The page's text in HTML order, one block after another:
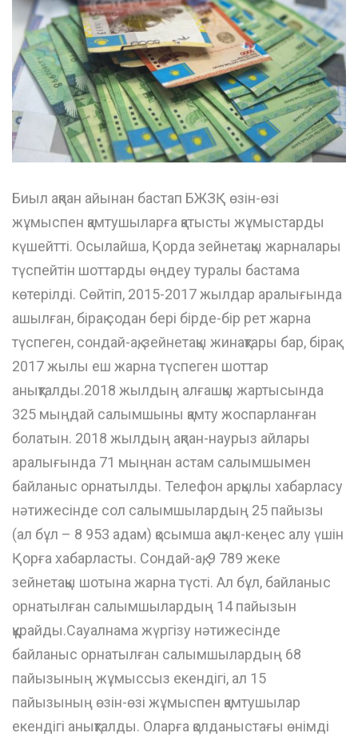
Биыл ақпан айынан бастап БЖЗҚ өзін-өзі
жұмыспен қамтушыларға қатысты жұмыстарды
күшейтті. Осылайша, Қорда зейнетақы жарналары
түспейтін шоттарды өңдеу туралы бастама
көтерілді. Сөйтіп, 2015-2017 жылдар аралығында
ашылған, бірақ содан бері бірде-бір рет жарна
түспеген, сондай-ақ, зейнетақы жинақтары бар, бірақ
2017 жылы еш жарна түспеген шоттар
анықталды.2018 жылдың алғашқы жартысында
325 мыңдай салымшыны қамту жоспарланған
болатын. 2018 жылдың ақпан-наурыз айлары
аралығында 71 мыңнан астам салымшымен
байланыс орнатылды. Телефон арқылы хабарласу
нәтижесінде сол салымшылардың 25 пайызы
(ал бұл – 8 953 адам) қосымша ақыл-кеңес алу үшін
Қорға хабарласты. Сондай-ақ, 9 789 жеке
зейнетақы шотына жарна түсті. Ал бұл, байланыс
орнатылған салымшылардың 14 пайызын
құрайды.Сауалнама жүргізу нәтижесінде
байланыс орнатылған салымшылардың 68
пайызының жұмыссыз екендігі, ал 15
пайызының өзін-өзі жұмыспен қамтушылар
екендігі анықталды. Оларға қолданыстағы өнімді